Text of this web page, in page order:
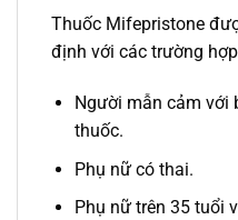
Thuốc Mifepristone
định với các trường
Người mẫn cảm với
thuốc.
Phụ nữ có thai.
Phụ nữ trên 35 tuổi